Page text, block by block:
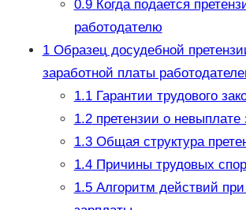
0.9Когда подается
работодателю
1Образец досудебной
заработной платы
1.1Гарантии трудового
1.2претензии о невыплате
1.3Общая структура
1.4Причины трудовых
1.5Алгоритм действий при